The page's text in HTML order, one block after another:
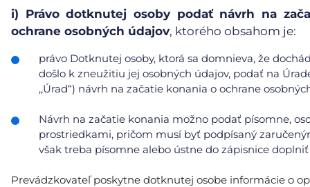
i) Právo dotknutej osoby podať návrh na
ochrane osobných údajov, ktorého obsahom je:
právo Dotknutej osoby, ktorá sa domnieva, že
došlo k zneužitiu jej osobných údajov, podať na
,,Úrad“) návrh na začatie konania o ochrane
Návrh na začatie konania možno podať písomne,
prostriedkami, pričom musí byť podpísaný
však treba písomne alebo ústne do zápisnice
Prevádzkovateľ poskytne dotknutej osobe informácie o